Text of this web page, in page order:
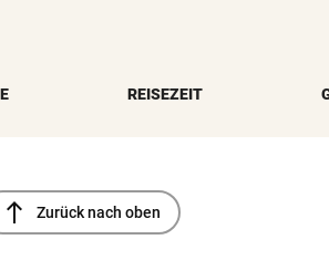
REISEZEIT
north Zurück nach oben